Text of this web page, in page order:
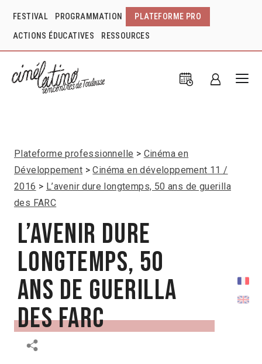
FESTIVAL PROGRAMMATION PLATEFORME PRO
ACTIONS ÉDUCATIVES RESSOURCES
Plateforme professionnelle
Cinéma en
Développement
Cinéma en développement 11 /
2016
L’avenir dure longtemps, 50 ans de guerilla
des FARC
L’avenir dure
longtemps, 50
ans de guerilla
des FARC